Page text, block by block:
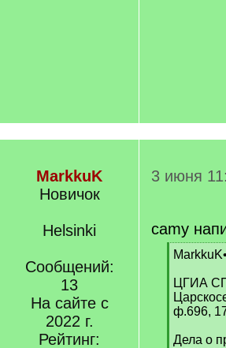
MarkkuK
Новичок
Helsinki
Сообщений:
13
На сайте с
2022 г.
Рейтинг:
3 июня
camy
[
]
MarkkuK•
ЦГИА
ф.696,
Дела о